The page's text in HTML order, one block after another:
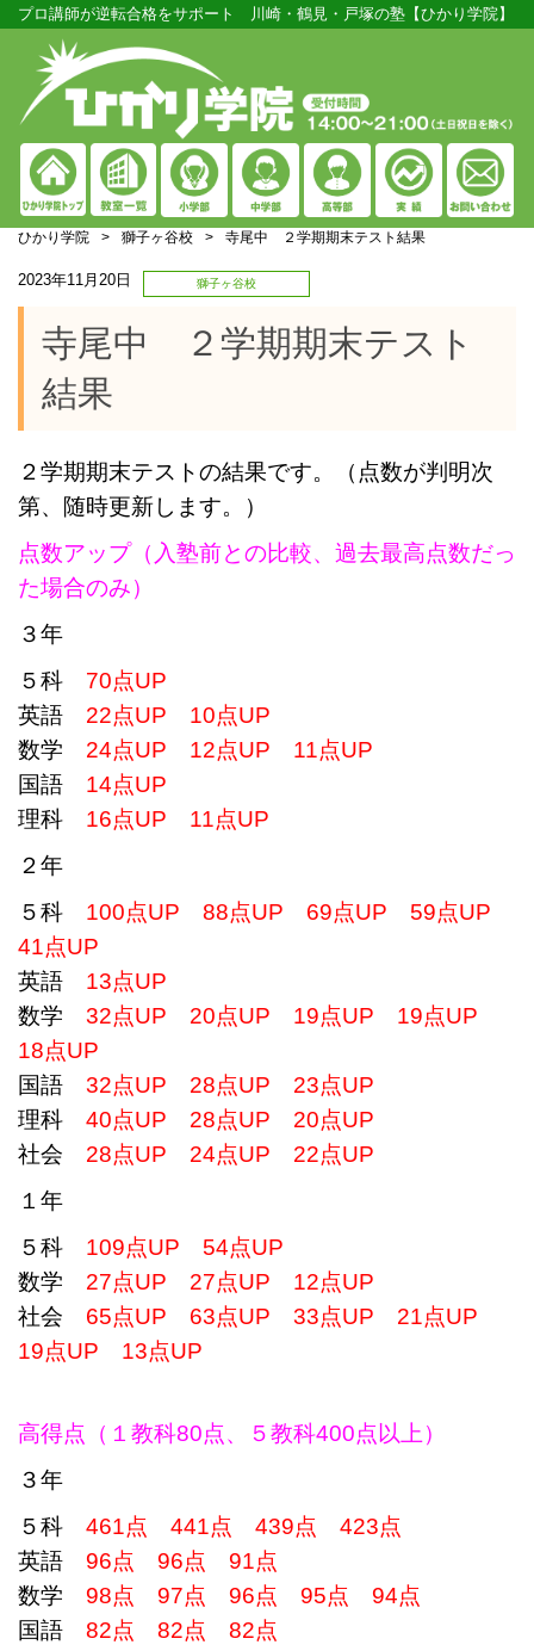
プロ講師が逆転合格をサポート 川崎・鶴見・戸塚の塾【ひかり学院】
ひかり学院 > 獅子ヶ谷校 > 寺尾中 ２学期期末テスト結果
2023年11月20日 獅子ヶ谷校
寺尾中 ２学期期末テスト
結果
２学期期末テストの結果です。 （ 点数が判明次
第、随時更新します。）
点数アップ（入塾前との比較、過去最高点数だっ
た場合のみ）
３年
５科 70点UP
英語 22点UP 10点UP
数学 24点UP 12点UP 11点UP
国語 14点UP
理科 16点UP 11点UP
２年
５科 100点UP 88点UP 69点UP 59点UP
41点UP
英語 13点UP
数学 32点UP 20点UP 19点UP 19点UP
18点UP
国語 32点UP 28点UP 23点UP
理科 40点UP 28点UP 20点UP
社会 28点UP 24点UP 22点UP
１年
５科 109点UP 54点UP
数学 27点UP 27点UP 12点UP
社会 65点UP 63点UP 33点UP 21点UP
19点UP 13点UP
高得点（１教科80点、５教科400点以上）
３年
５科 461点 441点 439点 423点
英語 96点 96点 91点
数学 98点 97点 96点 95点 94点
国語 82点 82点 82点